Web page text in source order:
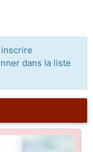
dans la liste